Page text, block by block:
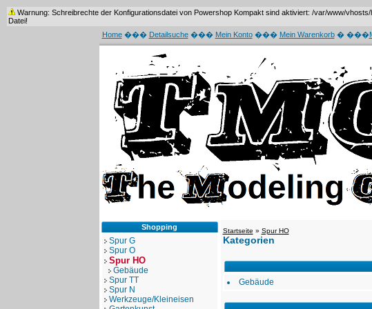
Warnung: Schreibrechte der Konfigurationsdatei von Powershop Kompakt sind aktiviert: /var/www/
Datei!
Home��� Detailsuche��� Mein Konto��� Mein Warenkorb� ���
Shopping
Spur G
Spur O
Spur HO
Gebäude
Spur TT
Spur N
Werkzeuge/Kleineisen
Startseite » Spur HO
Kategorien
Gebäude